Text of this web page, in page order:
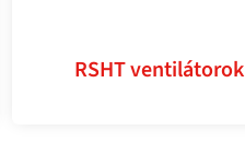
RSHT ventilátorok